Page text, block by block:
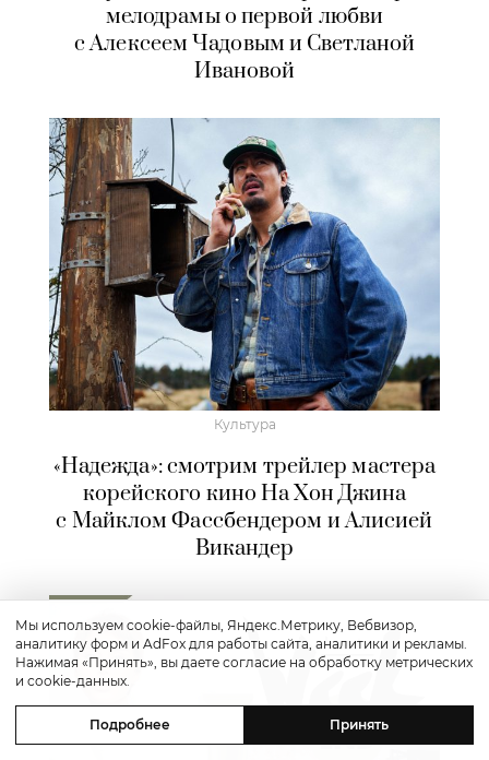
мелодрамы о первой любви
с Алексеем Чадовым и Светланой
Ивановой
Культура
«Надежда»: смотрим трейлер мастера
корейского кино На Хон Джина
с Майклом Фассбендером и Алисией
Викандер
Мы используем cookie-файлы, Яндекс.Метрику, Вебвизор,
аналитику форм и AdFox для работы сайта, аналитики и рекламы.
Нажимая «Принять», вы даете согласие на обработку метрических
и cookie-данных.
Подробнее Принять